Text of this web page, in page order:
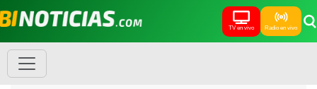
TV en vivo Radio en vivo